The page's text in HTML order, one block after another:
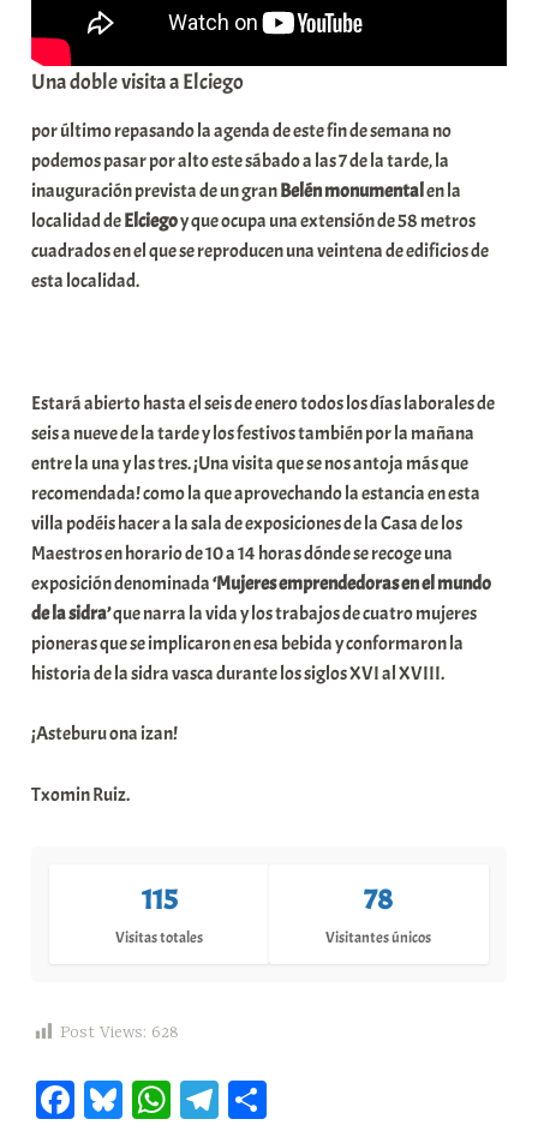
Una doble visita a Elciego
por último repasando la agenda de este fin de semana no
podemos pasar por alto este sábado a las 7 de la tarde, la
inauguración prevista de un granBelén monumentalen la
localidad deElciegoy que ocupa una extensión de 58 metros
cuadrados en el que se reproducen una veintena de edificios de
esta localidad.
Estará abierto hasta el seis de enero todos los días laborales de
seis a nueve de la tarde y los festivos también por la mañana
entre la una y las tres. ¡Una visita que se nos antoja más que
recomendada! como la que aprovechando la estancia en esta
villa podéis hacer a la sala de exposiciones de la Casa de los
Maestros en horario de 10 a 14 horas dónde se recoge una
exposición denominada‘Mujeres emprendedoras en el mundo
de la sidra’que narra la vida y los trabajos de cuatro mujeres
pioneras que se implicaron en esa bebida y conformaron la
historia de la sidra vasca durante los siglos XVI al XVIII.
¡Asteburu ona izan!
Txomin Ruiz.
115
Visitas totales
78
Visitantes únicos
Post Views: 628
Fa Bl W Te